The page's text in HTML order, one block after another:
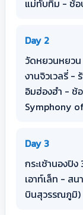
แม่ทับทิม - ช้อ
Day 2
วัดหยวนหยว
งานจิวเวลรี่ -
อิมฮ่องฮำ - ช้
Symphony
Day 3
กระเช้านองปิ
เอาท์เล็ท - ส
บินสุวรรณภูมิ)